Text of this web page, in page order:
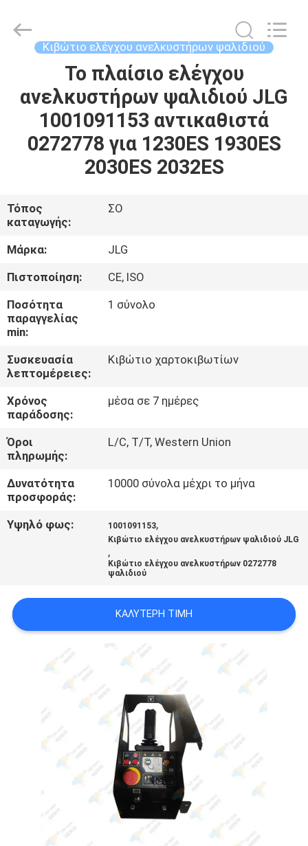
ΠΡΟΪΌΝΤΑ
ΠΕΡΊΠΟΥ
ΕΜΕΊΣ
ΓΎΡΟΣ
ΕΡΓΟΣΤΑΣΊΩΝ
ΠΟΙΟΤΙΚΌΣ
ΈΛΕΓΧΟΣ
ΜΑΣ
ΣΕ
ΕΠΑΦΉ
ΜΕ
SITEMAP
PRIVACY
Rights
Reserved.
Κιβώτιο ελέγχου ανελκυστήρων ψαλιδιού
Το πλαίσιο ελέγχου
ανελκυστήρων ψαλιδιού JLG
1001091153 αντικαθιστά
0272778 για 1230ES 1930ES
2030ES 2032ES
Τόπος
καταγωγής:
ΣΟ
Μάρκα:
JLG
Πιστοποίηση:
CE, ISO
Ποσότητα
παραγγελίας
min:
1 σύνολο
Συσκευασία
λεπτομέρειες:
Κιβώτιο χαρτοκιβωτίων
Χρόνος
παράδοσης:
μέσα σε 7 ημέρες
Όροι
πληρωμής:
L/C, T/T, Western Union
Δυνατότητα
προσφοράς:
10000 σύνολα μέχρι το μήνα
Υψηλό φως: 1001091153,
Κιβώτιο ελέγχου ανελκυστήρων ψαλιδιού JLG
,
Κιβώτιο ελέγχου ανελκυστήρων 0272778
ψαλιδιού
ΚΑΛΎΤΕΡΗ ΤΙΜΉ